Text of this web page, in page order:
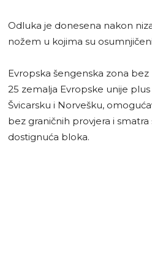
Odluka je donesena nakon
nožem u kojima su
Evropska šengenska zona bez
25 zemalja Evropske unije
Švicarsku i Norvešku,
bez graničnih provjera i
dostignuća bloka.